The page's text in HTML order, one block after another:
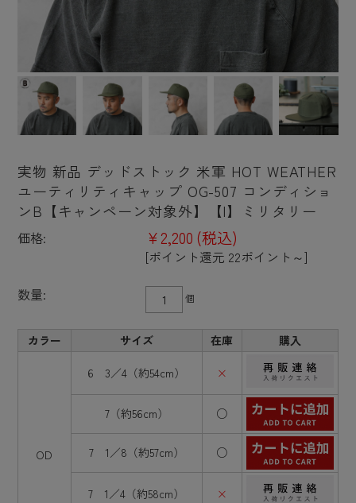
実物 新品 デッドストック 米軍 HOT WEATHER
ユーティリティキャップ OG-507 コンディショ
ンB【キャンペーン対象外】【I】ミリタリー
価格: ¥2,200 (税込)
[ポイント還元 22ポイント～]
数量:
個
カラー サイズ 在庫 購入
OD
6 3／4（約54cm） ×
7（約56cm） ○
7 1／8（約57cm） ○
7 1／4（約58cm） ×